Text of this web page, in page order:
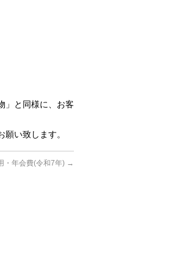
」と同様に、お客
い致します。
・年会費(令和7年) →